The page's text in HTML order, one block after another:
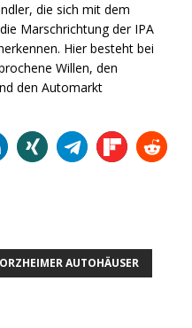
die sich mit dem
Marschrichtung der IPA
Hier besteht bei
Willen, den
den Automarkt
AUTOHÄUSER